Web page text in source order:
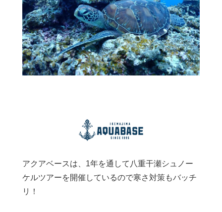
アクアベースは、1年を通して八重干瀬シュノー
ケルツアーを開催しているので寒さ対策もバッチ
リ！